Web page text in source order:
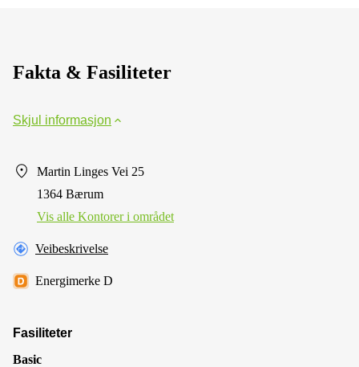
Fakta & Fasiliteter
Skjul informasjon
Martin Linges Vei 25
1364 Bærum
Vis alle Kontorer i området
Veibeskrivelse
Energimerke D
Fasiliteter
Basic